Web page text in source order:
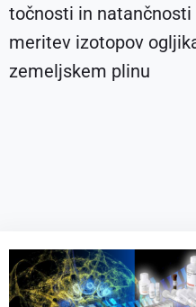
točnosti in natančnosti
meritev izotopov
zemeljskem plinu